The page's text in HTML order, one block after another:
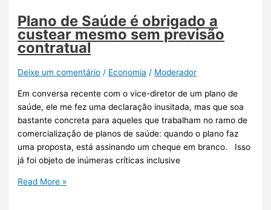
Plano de Saúde é obrigado a
custear mesmo sem previsão
contratual
Deixe um comentário / Economia / Moderador
Em conversa recente com o vice-diretor de um plano de
saúde, ele me fez uma declaração inusitada, mas que soa
bastante concreta para aqueles que trabalham no ramo de
comercialização de planos de saúde: quando o plano faz
uma proposta, está assinando um cheque em branco. Isso
já foi objeto de inúmeras críticas inclusive
Read More »